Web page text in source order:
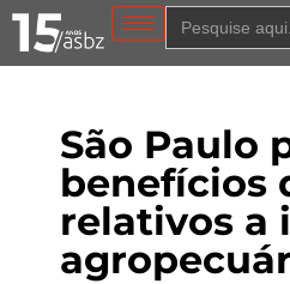
Search
for:
São Paulo
benefícios
relativos a